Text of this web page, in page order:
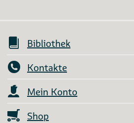
Bibliothek
Kontakte
Mein Konto
Shop